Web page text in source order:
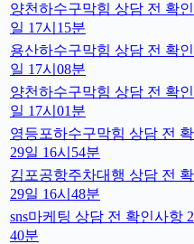
양천하수구막힘 상담 전 확
일 17시15분
용산하수구막힘 상담 전 확
일 17시08분
양천하수구막힘 상담 전 확
일 17시01분
영등포하수구막힘 상담 전
29일 16시54분
김포공항주차대행 상담 전
29일 16시48분
sns마케팅 상담 전 확인사항
40분